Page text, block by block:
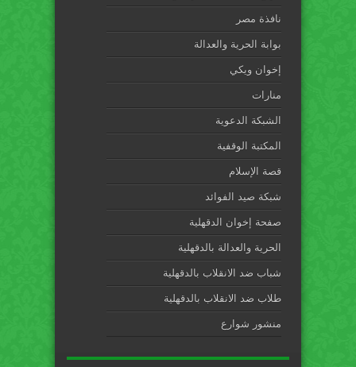
نافذة مصر
بوابة الحرية والعدالة
إخوان ويكي
منارات
الشبكة الدعوية
المكتبة الوقفية
قصة الإسلام
شبكة صيد الفوائد
صفحة إخوان الدقهلية
الحرية والعدالة بالدقهلية
شباب ضد الانقلاب بالدقهلية
طلاب ضد الانقلاب بالدقهلية
منشور شوارع